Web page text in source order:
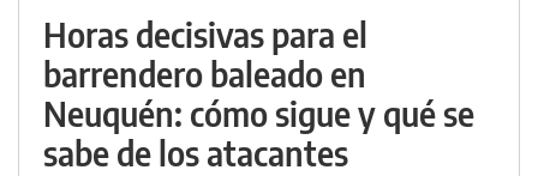
Horas decisivas para el
barrendero baleado en
Neuquén: cómo sigue y qué se
sabe de los atacantes